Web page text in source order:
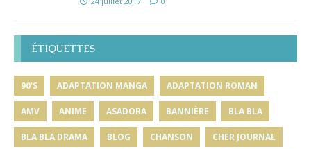
ÉTIQUETTES
90'S ADAPTATION MANGA ADAPTATION ROMAN
AMV ANIME ASADORA BANNIÈRE BLA BLA
BLA BLA DRAMA BLOG CHANSON CHER JOURNAL